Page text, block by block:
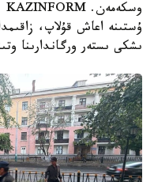
ۇستىنە اعاش قۇلاپ،
ىشكى ىستەر ورگاندارىنا